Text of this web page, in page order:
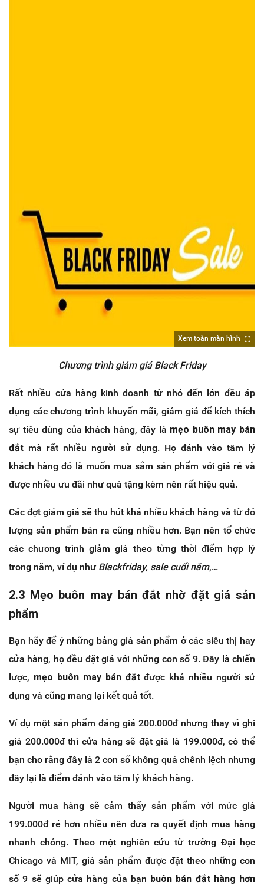
Xem toàn màn hình
Chương trình giảm giá Black Friday
Rất nhiều cửa hàng kinh doanh từ nhỏ đến lớn đều áp
dụng các chương trình khuyến mãi, giảm giá để kích thích
sự tiêu dùng của khách hàng, đây là mẹo buôn may bán
đắt mà rất nhiều người sử dụng. Họ đánh vào tâm lý
khách hàng đó là muốn mua sắm sản phẩm với giá rẻ và
được nhiều ưu đãi như quà tặng kèm nên rất hiệu quả.
Các đợt giảm giá sẽ thu hút khá nhiều khách hàng và từ đó
lượng sản phẩm bán ra cũng nhiều hơn. Bạn nên tổ chức
các chương trình giảm giá theo từng thời điểm hợp lý
trong năm, ví dụ nhưBlackfriday, sale cuối năm,…
2.3 Mẹo buôn may bán đắt nhờ đặt giá sản
phẩm
Bạn hãy để ý những bảng giá sản phẩm ở các siêu thị hay
cửa hàng, họ đều đặt giá với những con số 9. Đây là chiến
lược, mẹo buôn may bán đắtđược khá nhiều người sử
dụng và cũng mang lại kết quả tốt.
Ví dụ một sản phẩm đáng giá 200.000đ nhưng thay vì ghi
giá 200.000đ thì cửa hàng sẽ đặt giá là 199.000đ, có thể
bạn cho rằng đây là 2 con số không quá chênh lệch nhưng
đây lại là điểm đánh vào tâm lý khách hàng.
Người mua hàng sẽ cảm thấy sản phẩm với mức giá
199.000đ rẻ hơn nhiều nên đưa ra quyết định mua hàng
nhanh chóng. Theo một nghiên cứu từ trường Đại học
Chicago và MIT, giá sản phẩm được đặt theo những con
số 9 sẽ giúp cửa hàng của bạn buôn bán đắt hàng hơn